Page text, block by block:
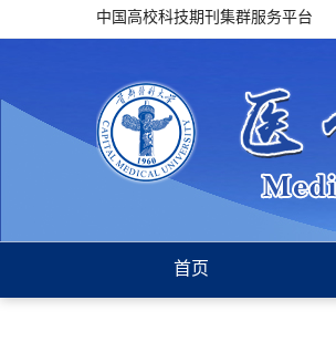
中国高校科技期刊集群服务平台
首页